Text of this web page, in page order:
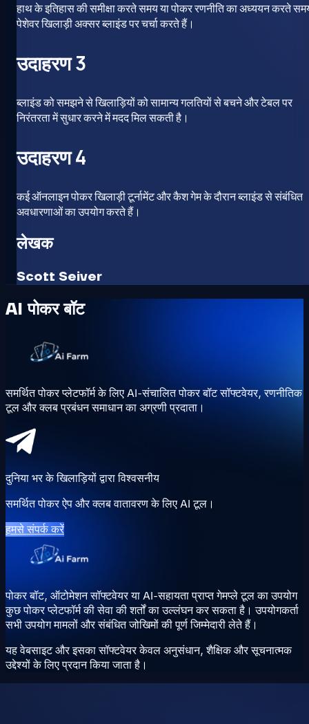
हाथ के इतिहास की समीक्षा करते समय या पोकर रणनीति का अध्ययन करते
पेशेवर खिलाड़ी अक्सर ब्लाइंड पर चर्चा करते हैं।
उदाहरण 3
ब्लाइंड को समझने से खिलाड़ियों को सामान्य गलतियों से बचने और टेबल पर
निरंतरता में सुधार करने में मदद मिल सकती है।
उदाहरण 4
कई ऑनलाइन पोकर खिलाड़ी टूर्नामेंट और कैश गेम के दौरान ब्लाइंड से संबंधित
अवधारणाओं का उपयोग करते हैं।
लेखक
Scott Seiver
AI पोकर बॉट
समर्थित पोकर प्लेटफॉर्म के लिए AI-संचालित पोकर बॉट सॉफ्टवेयर, रणनीतिक
टूल और क्लब प्रबंधन समाधान का अग्रणी प्रदाता।
दुनिया भर के खिलाड़ियों द्वारा विश्वसनीय
समर्थित पोकर ऐप और क्लब वातावरण के लिए AI टूल।
हमसे संपर्क करें
पोकर बॉट, ऑटोमेशन सॉफ्टवेयर या AI-सहायता प्राप्त गेमप्ले टूल का उपयोग
कुछ पोकर प्लेटफॉर्म की सेवा की शर्तों का उल्लंघन कर सकता है। उपयोगकर्ता
सभी उपयोग मामलों और संबंधित जोखिमों की पूर्ण जिम्मेदारी लेते हैं।
यह वेबसाइट और इसका सॉफ्टवेयर केवल अनुसंधान, शैक्षिक और सूचनात्मक
उद्देश्यों के लिए प्रदान किया जाता है।